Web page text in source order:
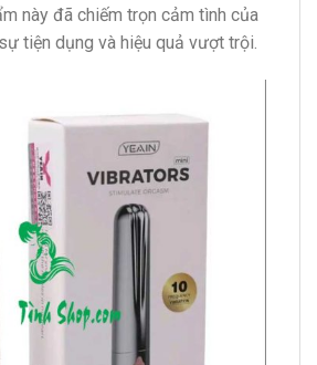
này đã chiếm trọn cảm tình của
tiện dụng và hiệu quả vượt trội.